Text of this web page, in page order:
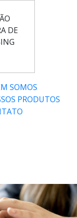
SOMOS
PRODUTOS